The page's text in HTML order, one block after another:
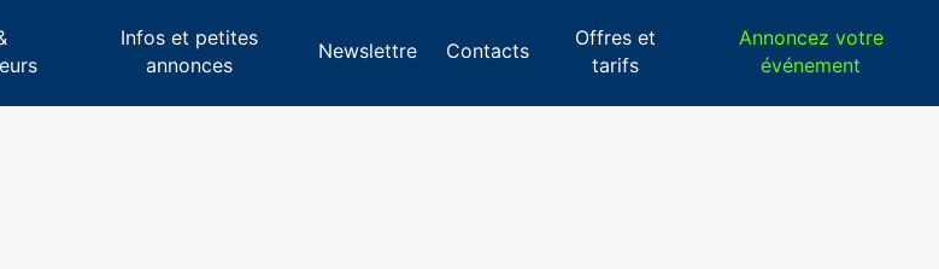
Infos et petites
annonces
Newslettre Contacts
Offres et
tarifs
Annoncez votre
événement